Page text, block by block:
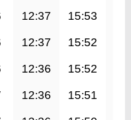
12:37 15:53
12:37 15:52
12:36 15:52
12:36 15:51